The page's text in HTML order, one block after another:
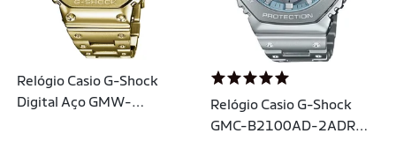
Relógio Casio G-Shock
Digital Aço GMW-
Relógio Casio G-Shock
GMC-B2100AD-2ADR